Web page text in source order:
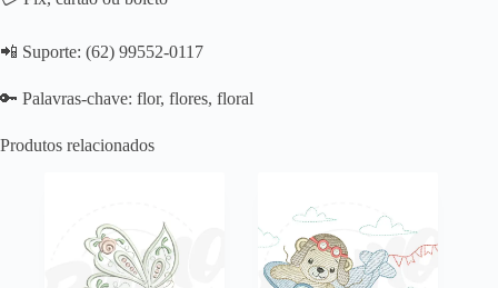
📲 Suporte: (62) 99552-0117
🔑 Palavras-chave: flor, flores, floral
Produtos relacionados